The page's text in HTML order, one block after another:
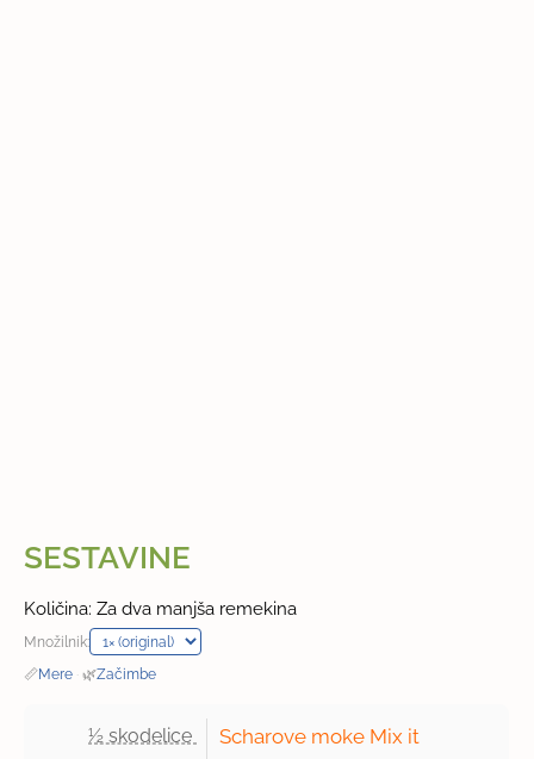
SESTAVINE
Količina: Za dva manjša remekina
Množilnik:
📏Mere · 🌿Začimbe
½ skodelice Scharove moke Mix it